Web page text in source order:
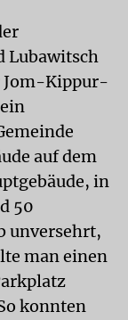
Lubawitsch
Jom-Kippur-
auf dem
in
50
unversehrt,
man einen
konnten